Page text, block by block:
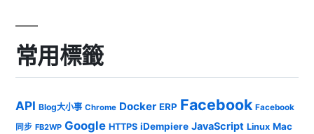
常用標籤
API Blog大小事 Chrome Docker ERP Facebook Facebook
同步 FB2WP Google HTTPS iDempiere JavaScript Linux Mac